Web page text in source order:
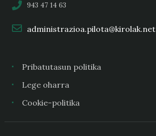
943 47 14 63
administrazioa.pilota@kirolak.net
Pribatutasun politika
Lege oharra
Cookie-politika